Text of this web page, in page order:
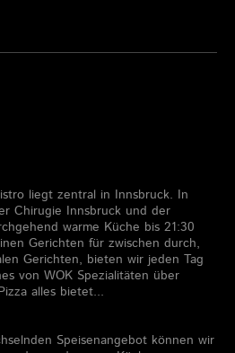
liegt zentral in Innsbruck. In
Chirugie Innsbruck und der
warme Küche bis 21:30
Gerichten für zwischen durch,
Gerichten, bieten wir jeden Tag
von WOK Spezialitäten über
alles bietet...
Speisenangebot können wir